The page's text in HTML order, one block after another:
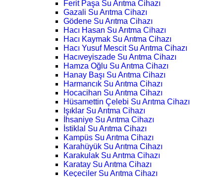
Ferit Paşa Su Arıtma Cihazı
Gazali Su Arıtma Cihazı
Gödene Su Arıtma Cihazı
Hacı Hasan Su Arıtma Cihazı
Hacı Kaymak Su Arıtma Cihazı
Hacı Yusuf Mescit Su Arıtma Cihazı
Hacıveyiszade Su Arıtma Cihazı
Hamza Oğlu Su Arıtma Cihazı
Hanay Başı Su Arıtma Cihazı
Harmancık Su Arıtma Cihazı
Hocacihan Su Arıtma Cihazı
Hüsamettin Çelebi Su Arıtma Cihazı
Işıklar Su Arıtma Cihazı
İhsaniye Su Arıtma Cihazı
İstiklal Su Arıtma Cihazı
Kampüs Su Arıtma Cihazı
Karahüyük Su Arıtma Cihazı
Karakulak Su Arıtma Cihazı
Karatay Su Arıtma Cihazı
Keçeciler Su Arıtma Cihazı